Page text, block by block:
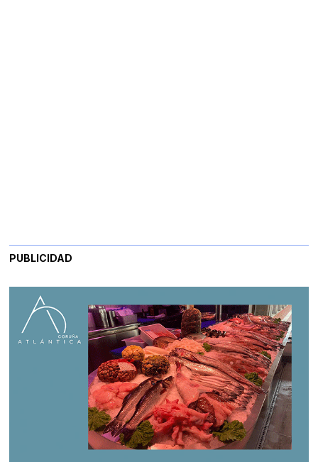
PUBLICIDAD